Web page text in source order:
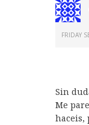
FRIDAY
Sin
Me
haceis,